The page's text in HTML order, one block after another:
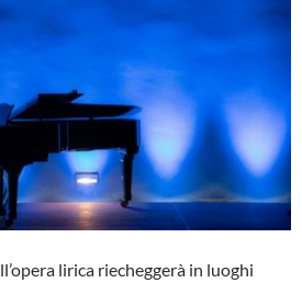
lirica riecheggerà in luoghi